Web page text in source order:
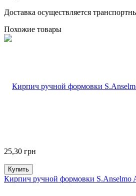
Доставка осуществляется
Похожие товары
25,30 грн
Купить
Кирпич ручной формовки S.Anselmo